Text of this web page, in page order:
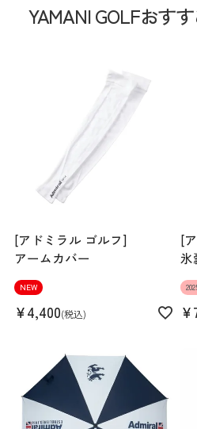
YAMANI GOLFおす
[アドミラル ゴルフ]
アームカバー
NEW
¥4,400 税込
[
氷
¥